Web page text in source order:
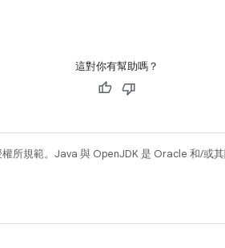
這對你有幫助嗎？
權所規範。Java 與 OpenJDK 是 Oracle 和/或